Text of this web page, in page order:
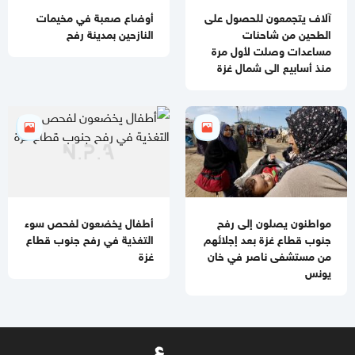
آلاف يتجمعون للحصول على
الطحين من شاحنات
مساعدات وصلت لأول مرة
منذ أسابيع الى شمال غزة
أوضاع صعبة في مخيمات
النازحين بمدينة رفح
مواطنون يصلون إلى رفح
جنوب قطاع غزة بعد إجلائهم
من مستشفى ناصر في خان
يونس
أطفال يخضعون لفحص سوء
التغذية في رفح جنوب قطاع
غزة